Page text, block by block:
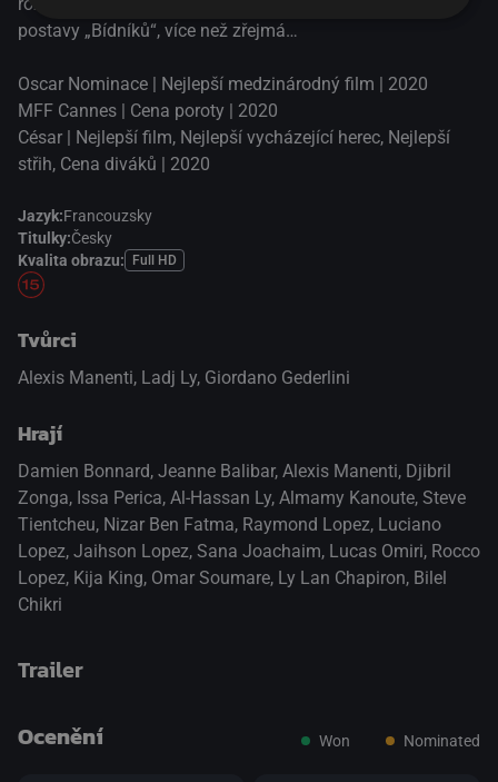
postavy „Bídníků“, více než zřejmá…
Oscar Nominace | Nejlepší medzinárodný film | 2020
MFF Cannes | Cena poroty | 2020
César | Nejlepší film, Nejlepší vycházející herec, Nejlepší
střih, Cena diváků | 2020
Jazyk:Francouzsky
Titulky:Česky
Kvalita obrazu:
Full HD
Tvůrci
Alexis Manenti, Ladj Ly, Giordano Gederlini
Hrají
Damien Bonnard, Jeanne Balibar, Alexis Manenti, Djibril
Zonga, Issa Perica, Al-Hassan Ly, Almamy Kanoute, Steve
Tientcheu, Nizar Ben Fatma, Raymond Lopez, Luciano
Lopez, Jaihson Lopez, Sana Joachaim, Lucas Omiri, Rocco
Lopez, Kija King, Omar Soumare, Ly Lan Chapiron, Bilel
Chikri
Trailer
Ocenění
Won Nominated